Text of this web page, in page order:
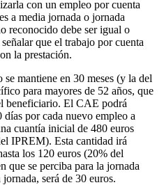
con un empleo por cuenta
a media jornada o jornada
reconocido debe ser igual o
que el trabajo por cuenta
la prestación.
mantiene en 30 meses (y la del
para mayores de 52 años, que
beneficiario. El CAE podrá
por cada nuevo empleo a
cuantía inicial de 480 euros
IPREM). Esta cantidad irá
los 120 euros (20% del
que se perciba para la jornada
será de 30 euros.